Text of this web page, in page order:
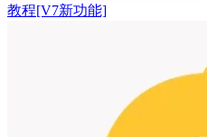
教程[V7新功能]